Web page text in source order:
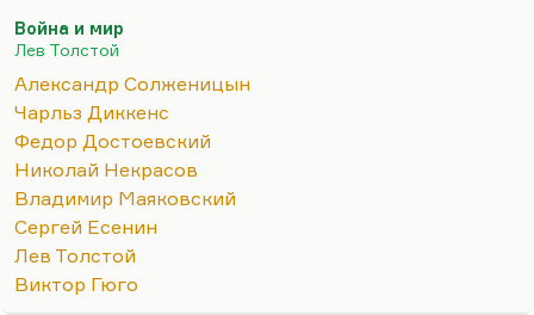
переиначивает, переиродивает западные
Байрон, в напряжённом диалоге с которым он
существовал и которого, на мой взгляд, он,
конечно, превзошёл. Для Лермонтова такой
персонаж — Гёте, что особенно заметно. И я уже
говорил много раз о том, что и Вернер/Вертер —
характерная параллель. И необычайно интересна
была бы какая-то сравнительная аналитика,
попытка…
Война и мир
Лев Толстой
Александр Солженицын
Чарльз Диккенс
Федор Достоевский
Николай Некрасов
Владимир Маяковский
Сергей Есенин
Лев Толстой
Виктор Гюго